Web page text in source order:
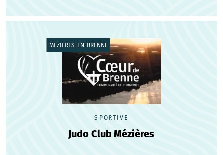
MEZIERES-EN-BRENNE
SPORTIVE
Judo Club Mézières